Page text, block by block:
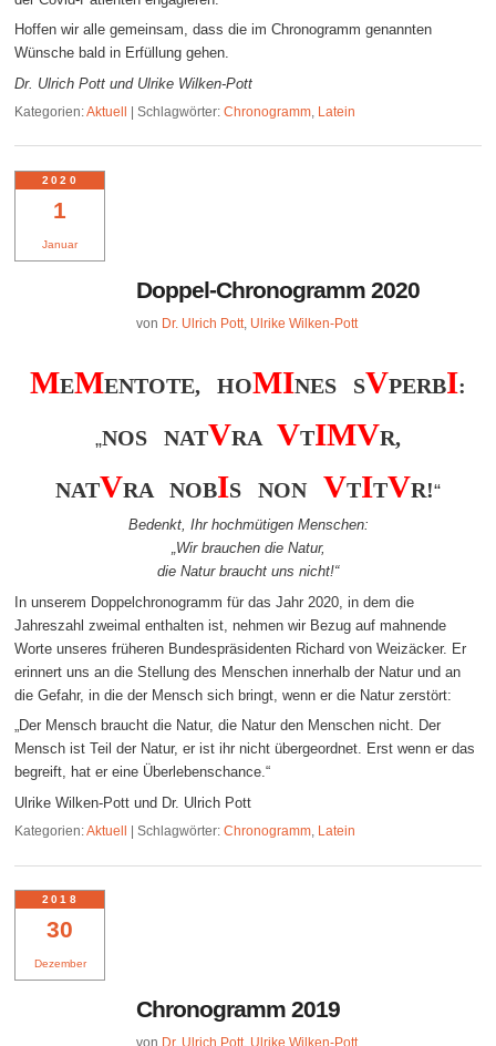
Hoffen wir alle gemeinsam, dass die im Chronogramm genannten
Wünsche bald in Erfüllung gehen.
Dr. Ulrich Pott und Ulrike Wilken-Pott
Kategorien:Aktuell |Schlagwörter: Chronogramm, Latein
1
Januar
2020
Doppel-Chronogramm 2020
von Dr. Ulrich Pott, Ulrike Wilken-Pott
MEMENTOTE, HOMINES SVPERBI:
„NOS NATVRA VTIMVR,
NATVRA NOBIS NON VTITVR!“
Bedenkt, Ihr hochmütigen Menschen:
„Wir brauchen die Natur,
die Natur braucht uns nicht!“
In unserem Doppelchronogramm für das Jahr 2020, in dem die
Jahreszahl zweimal enthalten ist, nehmen wir Bezug auf mahnende
Worte unseres früheren Bundespräsidenten Richard von Weizäcker. Er
erinnert uns an die Stellung des Menschen innerhalb der Natur und an
die Gefahr, in die der Mensch sich bringt, wenn er die Natur zerstört:
„Der Mensch braucht die Natur, die Natur den Menschen nicht. Der
Mensch ist Teil der Natur, er ist ihr nicht übergeordnet. Erst wenn er das
begreift, hat er eine Überlebenschance.“
Ulrike Wilken-Pott und Dr. Ulrich Pott
Kategorien:Aktuell |Schlagwörter: Chronogramm, Latein
30
Dezember
2018
Chronogramm 2019